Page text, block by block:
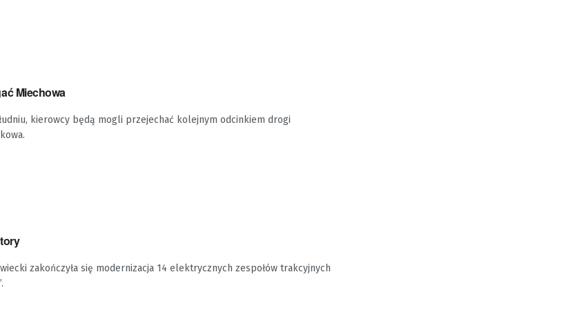
Miechowa
kierowcy będą mogli przejechać kolejnym odcinkiem drogi
zakończyła się modernizacja 14 elektrycznych zespołów trakcyjnych